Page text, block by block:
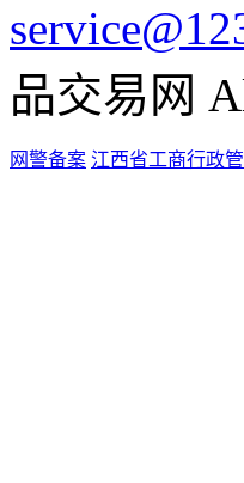
品交易网
网警备案 江西省工商行政